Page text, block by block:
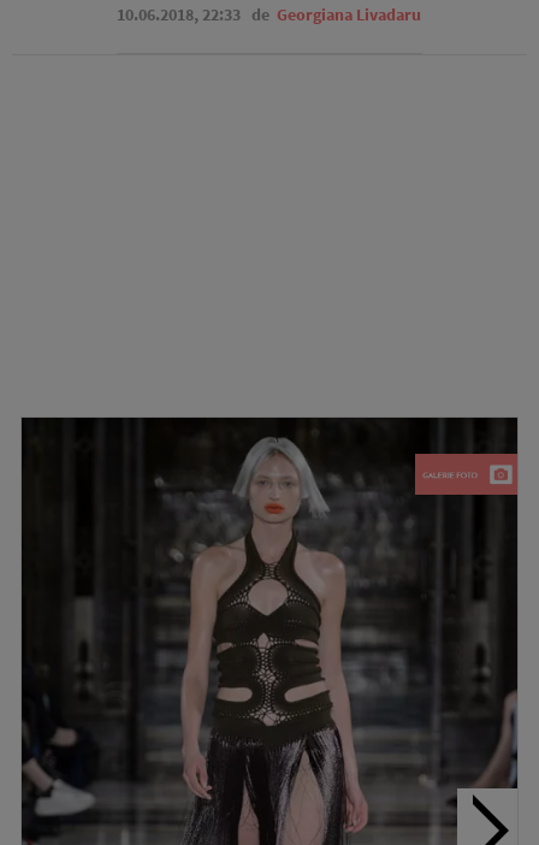
10.06.2018, 22:33 de Georgiana Livadaru